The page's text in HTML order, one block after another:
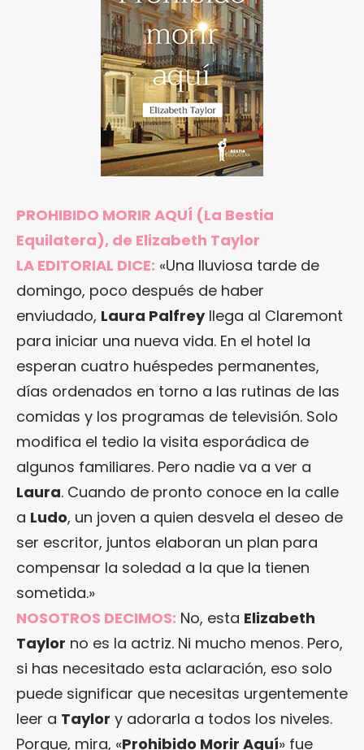
PROHIBIDO MORIR AQUÍ (La Bestia
Equilatera), de Elizabeth Taylor
LA EDITORIAL DICE: «Una lluviosa tarde de
domingo, poco después de haber
enviudado, Laura Palfreyllega al Claremont
para iniciar una nueva vida. En el hotel la
esperan cuatro huéspedes permanentes,
días ordenados en torno a las rutinas de las
comidas y los programas de televisión. Solo
modifica el tedio la visita esporádica de
algunos familiares. Pero nadie va a ver a
Laura. Cuando de pronto conoce en la calle
a Ludo, un joven a quien desvela el deseo de
ser escritor, juntos elaboran un plan para
compensar la soledad a la que la tienen
sometida.»
NOSOTROS DECIMOS: No, esta Elizabeth
Taylor no es la actriz. Ni mucho menos. Pero,
si has necesitado esta aclaración, eso solo
puede significar que necesitas urgentemente
leer a Taylor y adorarla a todos los niveles.
Porque, mira, «Prohibido Morir Aquí» fue